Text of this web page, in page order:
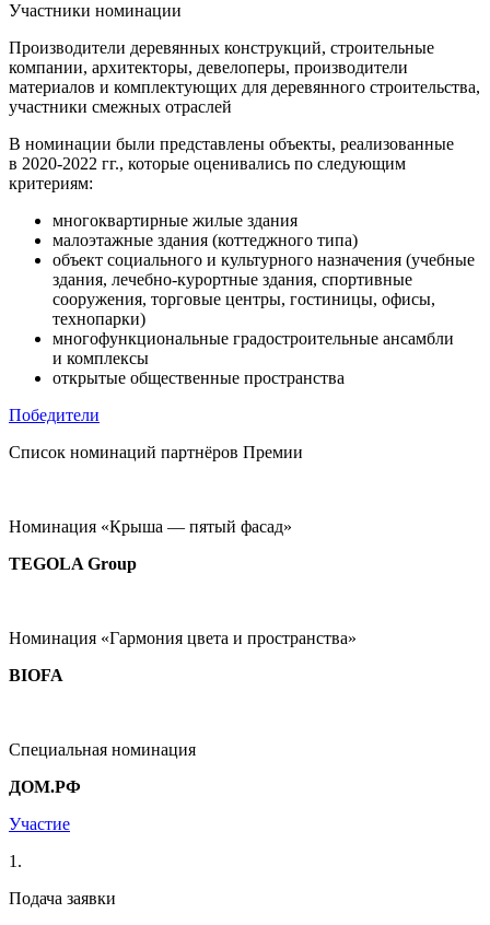
Участники номинации
Производители деревянных конструкций, строительные
компании, архитекторы, девелоперы, производители
материалов и комплектующих для деревянного строительства,
участники смежных отраслей
В номинации были представлены объекты, реализованные
в 2020-2022 гг., которые оценивались по следующим
критериям:
многоквартирные жилые здания
малоэтажные здания (коттеджного типа)
объект социального и культурного назначения (учебные
здания, лечебно-курортные здания, спортивные
сооружения, торговые центры, гостиницы, офисы,
технопарки)
многофункциональные градостроительные ансамбли
и комплексы
открытые общественные пространства
Победители
Список номинаций партнёров Премии
Номинация «Крыша — пятый фасад»
TEGOLA Group
Номинация «Гармония цвета и пространства»
BIOFA
Специальная номинация
ДОМ.РФ
Участие
1.
Подача заявки